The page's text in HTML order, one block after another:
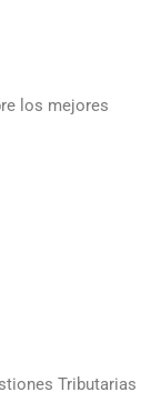
los mejores
Tributarias